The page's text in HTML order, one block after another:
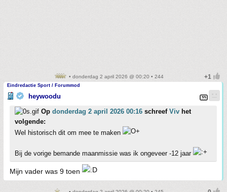
• donderdag 2 april 2026 @ 00:20 • 244
Eindredactie Sport / Forummod
heywoodu
Op donderdag 2 april 2026 00:16 schreef Viv het
volgende:
Wel historisch dit om mee te maken
Bij de vorige bemande maanmissie was ik ongeveer -12 jaar
Mijn vader was 9 toen